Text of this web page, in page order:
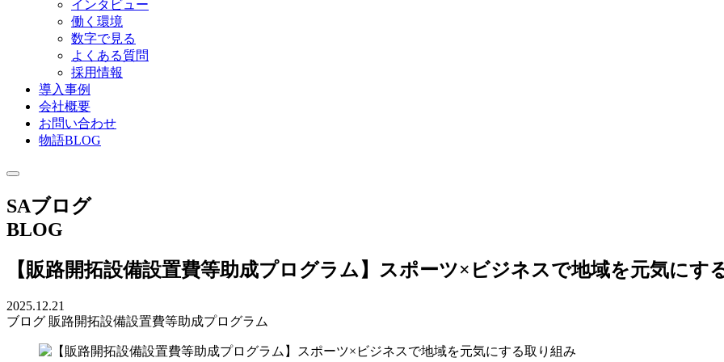
インタビュー
働く環境
数字で見る
よくある質問
採用情報
導入事例
会社概要
お問い合わせ
物語BLOG
SAブログ
BLOG
【販路開拓設備設置費等助成プログラム】スポーツ×ビジネスで地域を元気にす
2025.12.21
ブログ 販路開拓設備設置費等助成プログラム